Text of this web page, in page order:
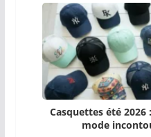
Casquettes été 2026
mode